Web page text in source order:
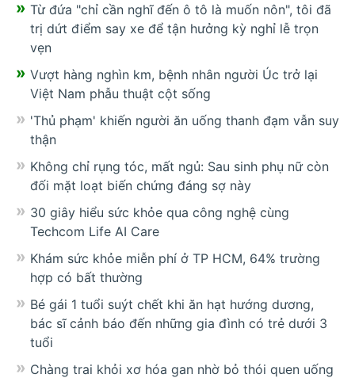
Từ đứa "chỉ cần nghĩ đến ô tô là muốn nôn", tôi đã
trị dứt điểm say xe để tận hưởng kỳ nghỉ lễ trọn
vẹn
Vượt hàng nghìn km, bệnh nhân người Úc trở lại
Việt Nam phẫu thuật cột sống
'Thủ phạm' khiến người ăn uống thanh đạm vẫn suy
thận
Không chỉ rụng tóc, mất ngủ: Sau sinh phụ nữ còn
đối mặt loạt biến chứng đáng sợ này
30 giây hiểu sức khỏe qua công nghệ cùng
Techcom Life AI Care
Khám sức khỏe miễn phí ở TP HCM, 64% trường
hợp có bất thường
Bé gái 1 tuổi suýt chết khi ăn hạt hướng dương,
bác sĩ cảnh báo đến những gia đình có trẻ dưới 3
tuổi
Chàng trai khỏi xơ hóa gan nhờ bỏ thói quen uống